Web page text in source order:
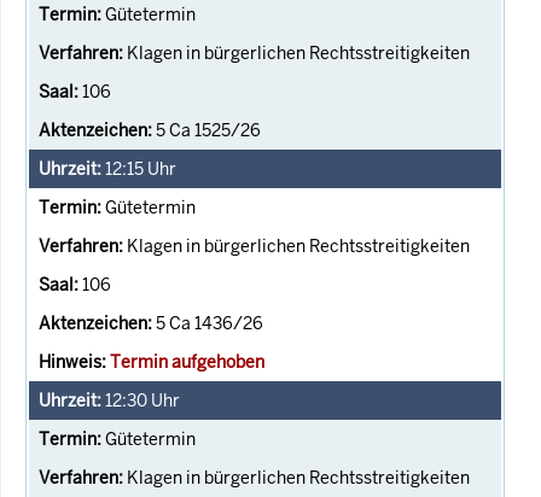
Gütetermin
Klagen in bürgerlichen Rechtsstreitigkeiten
106
5 Ca 1525/26
12:15 Uhr
Gütetermin
Klagen in bürgerlichen Rechtsstreitigkeiten
106
5 Ca 1436/26
Termin aufgehoben
12:30 Uhr
Gütetermin
Klagen in bürgerlichen Rechtsstreitigkeiten